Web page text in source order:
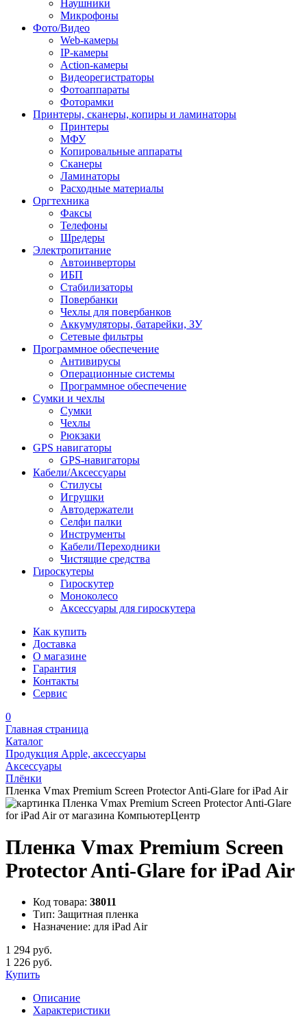
Наушники
Микрофоны
Фото/Видео
Web-камеры
IP-камеры
Action-камеры
Видеорегистраторы
Фотоаппараты
Фоторамки
Принтеры, сканеры, копиры и ламинаторы
Принтеры
МФУ
Копировальные аппараты
Сканеры
Ламинаторы
Расходные материалы
Оргтехника
Факсы
Телефоны
Шредеры
Электропитание
Автоинверторы
ИБП
Стабилизаторы
Повербанки
Чехлы для повербанков
Аккумуляторы, батарейки, ЗУ
Сетевые фильтры
Программное обеспечение
Антивирусы
Операционные системы
Программное обеспечение
Сумки и чехлы
Сумки
Чехлы
Рюкзаки
GPS навигаторы
GPS-навигаторы
Кабели/Аксессуары
Стилусы
Игрушки
Автодержатели
Селфи палки
Инструменты
Кабели/Переходники
Чистящие средства
Гироскутеры
Гироскутер
Моноколесо
Аксессуары для гироскутера
Как купить
Доставка
О магазине
Гарантия
Контакты
Сервис
0
Главная страница
Каталог
Продукция Apple, аксессуары
Аксессуары
Плёнки
Пленка Vmax Premium Screen Protector Anti-Glare for iPad Air
Пленка Vmax Premium Screen
Protector Anti-Glare for iPad Air
Код товара: 38011
Тип: Защитная пленка
Назначение: для iPad Air
1 294 руб.
1 226 руб.
Купить
Описание
Характеристики